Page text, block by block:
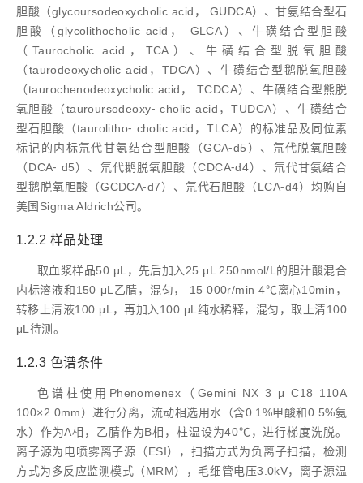
胆酸（glycoursodeoxycholic acid， GUDCA）、甘氨结合型石
胆酸（glycolithocholic acid， GLCA）、牛磺结合型胆酸
（Taurocholic acid，TCA）、牛磺结合型脱氧胆酸
（taurodeoxycholic acid，TDCA）、牛磺结合型鹅脱氧胆酸
（taurochenodeoxycholic acid， TCDCA）、牛磺结合型熊脱
氧胆酸（tauroursodeoxy⁃ cholic acid，TUDCA）、牛磺结合
型石胆酸（taurolitho⁃ cholic acid，TLCA）的标准品及同位素
标记的内标氘代甘氨结合型胆酸（GCA⁃d5）、氘代脱氧胆酸
（DCA⁃ d5）、氘代鹅脱氧胆酸（CDCA⁃d4）、氘代甘氨结合
型鹅脱氧胆酸（GCDCA⁃d7）、氘代石胆酸（LCA⁃d4）均购自
美国Sigma Aldrich公司。
1.2.2 样品处理
取血浆样品50 μL，先后加入25 μL 250nmol/L的胆汁酸混合
内标溶液和150 μL乙腈，混匀， 15 000r/min 4℃离心10min，
转移上清液100 μL，再加入100 μL纯水稀释，混匀，取上清100
μL待测。
1.2.3 色谱条件
色谱柱使用Phenomenex（Gemini NX 3 μ C18 110A
100×2.0mm）进行分离，流动相选用水（含0.1%甲酸和0.5%氨
水）作为A相，乙腈作为B相，柱温设为40℃，进行梯度洗脱。
离子源为电喷雾离子源（ESI），扫描方式为负离子扫描，检测
方式为多反应监测模式（MRM），毛细管电压3.0kV，离子源温